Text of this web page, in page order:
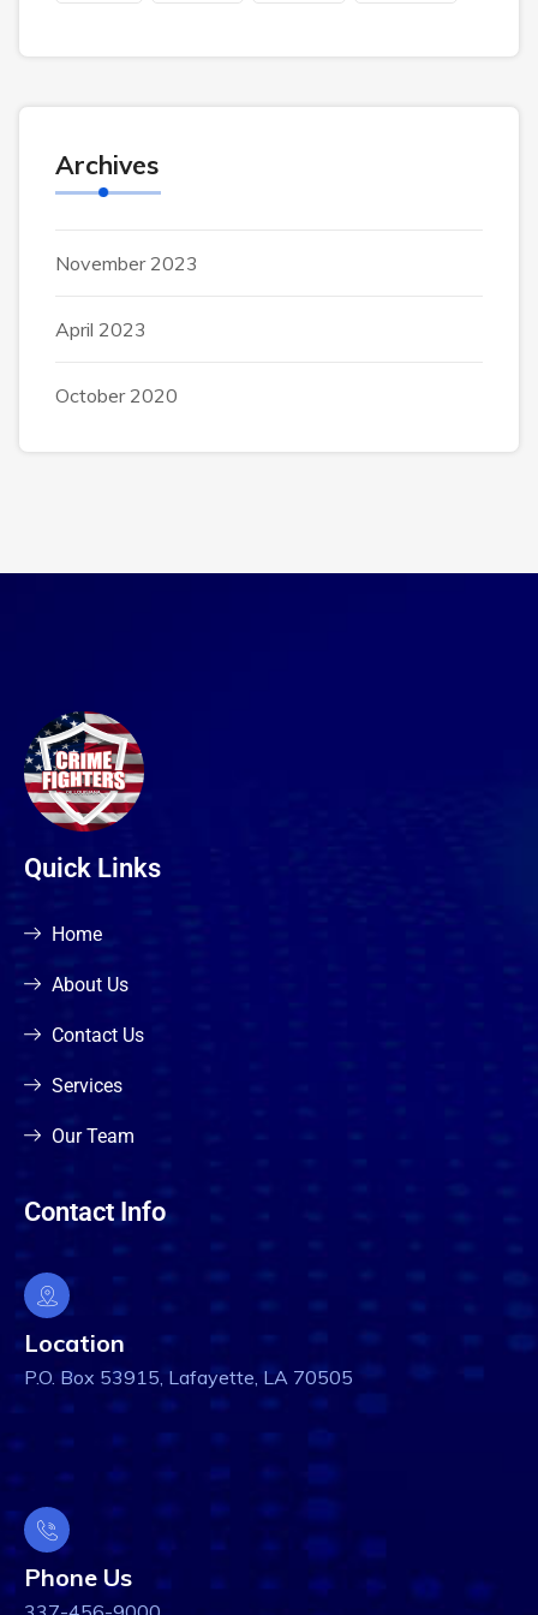
Archives
November 2023
April 2023
October 2020
Quick Links
Home
About Us
Contact Us
Services
Our Team
Contact Info
Location
P.O. Box 53915, Lafayette, LA 70505
Phone Us